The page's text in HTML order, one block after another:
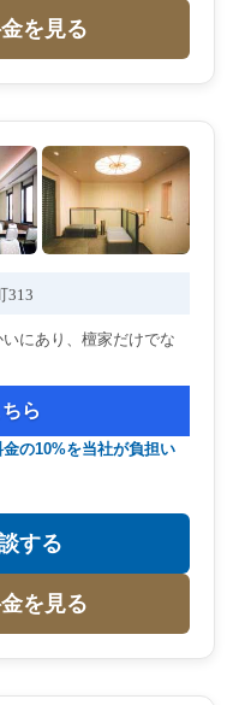
を見る
313
にあり、檀家だけでな
ら
の10%を当社が負担い
する
を見る